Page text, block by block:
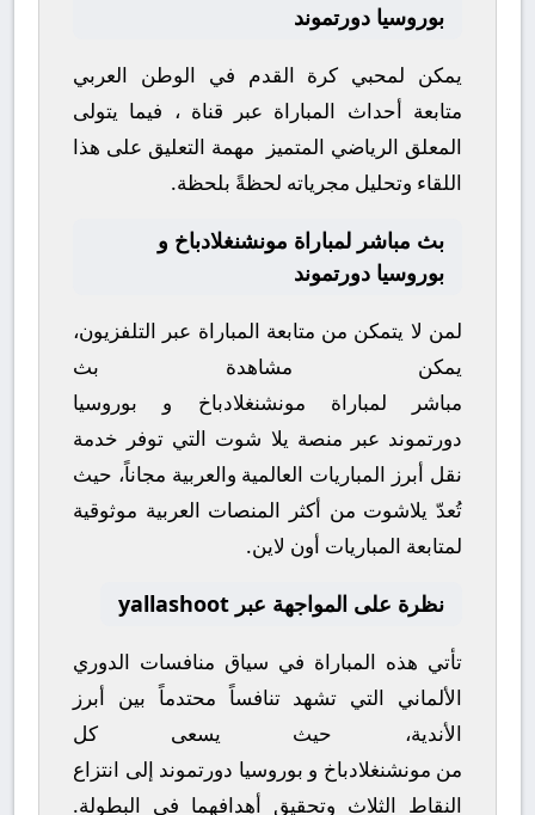
بوروسيا دورتموند
يمكن لمحبي كرة القدم في الوطن العربي
متابعة أحداث المباراة عبر قناة، فيما يتولى
المعلق الرياضي المتميز
مهمة التعليق على هذا
اللقاء وتحليل مجرياته لحظةً بلحظة.
بث مباشر لمباراة مونشنغلادباخ و
بوروسيا دورتموند
لمن لا يتمكن من متابعة المباراة عبر التلفزيون،
يمكن مشاهدة بث
مباشر
لمباراة مونشنغلادباخ و بوروسيا
دورتموند عبر منصة يلا شوت التي توفر خدمة
نقل أبرز المباريات العالمية والعربية مجاناً، حيث
تُعدّ يلاشوت من أكثر المنصات العربية موثوقية
لمتابعة المباريات أون لاين.
نظرة على المواجهة عبر yallashoot
تأتي هذه المباراة في سياق منافسات الدوري
الألماني التي تشهد تنافساً محتدماً بين أبرز
الأندية، حيث يسعى كل
من مونشنغلادباخ و بوروسيا دورتموند إلى انتزاع
النقاط الثلاث وتحقيق أهدافهما في البطولة.